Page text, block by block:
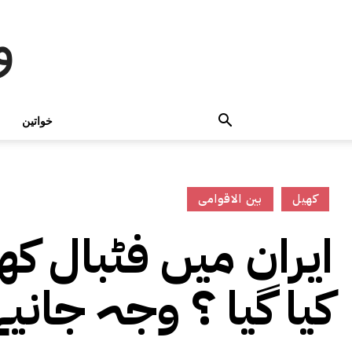
خواتین
بین الاقوامی کھیل
ایران میں فٹبال
کیا گیا ؟ وجہ